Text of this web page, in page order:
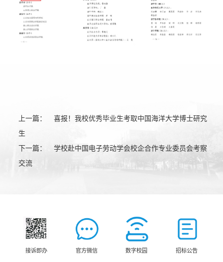
上一篇：
喜报！我校优秀毕业生考取中国海洋大学博士研究
生
下一篇：
学校赴中国电子劳动学会校企合作专业委员会考察
交流
接诉即办 官方微信 数字校园 招标公告